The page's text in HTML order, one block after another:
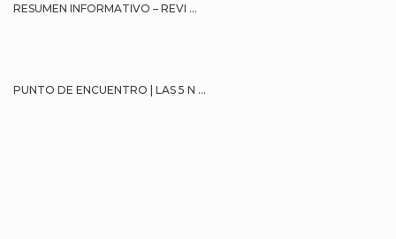
RESUMEN INFORMATIVO – REVI ...
PUNTO DE ENCUENTRO | LAS 5 N ...